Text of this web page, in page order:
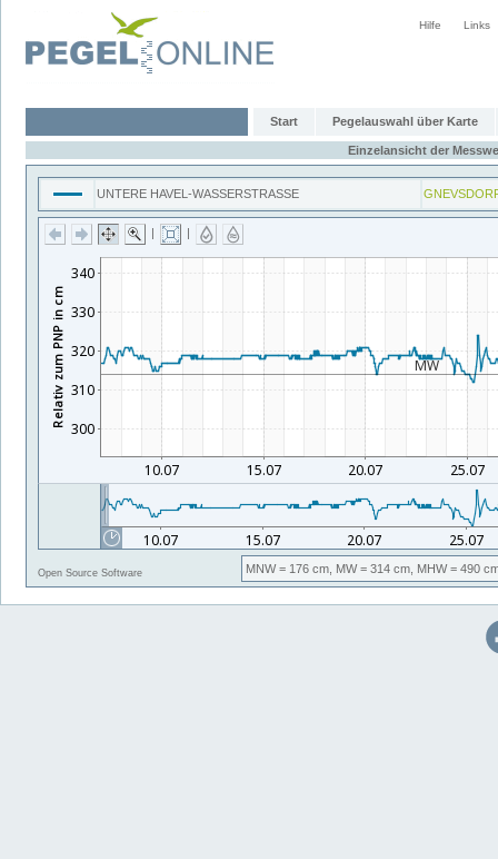
Hilfe Links
Start Pegelauswahl über Karte
Einzelansicht der
UNTERE HAVEL-WASSERSTRASSE
| |
Open Source Software MNW= 176 cm, MW= 314 cm, MHW= 490